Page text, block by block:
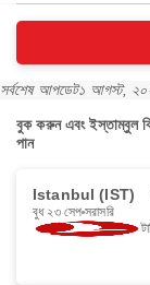
সর্বশেষ আপডেট১ আগস্ট,
বুক করুন এবং ইস্তাম্বুল
পান
Istanbul (IST)
বুধ ২৩ সেপ সরাসরি